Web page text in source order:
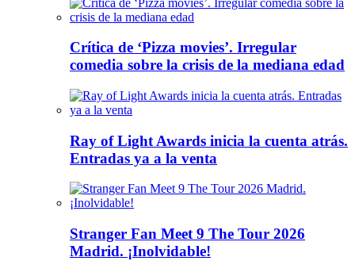
Crítica de ‘Pizza movies’. Irregular
comedia sobre la crisis de la mediana edad
Ray of Light Awards inicia la cuenta atrás.
Entradas ya a la venta
Stranger Fan Meet 9 The Tour 2026
Madrid. ¡Inolvidable!